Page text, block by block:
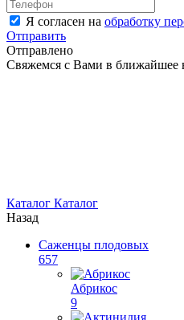
Я согласен на обработку
Отправить
Отправлено
Свяжемся с Вами в ближайшее
Каталог Каталог
Назад
Саженцы плодовых
657
Абрикос
9